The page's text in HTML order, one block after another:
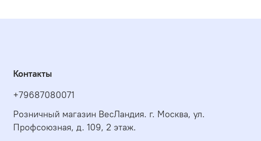
Контакты
+79687080071
Розничный магазин ВесЛандия. г. Москва, ул.
Профсоюзная, д. 109, 2 этаж.